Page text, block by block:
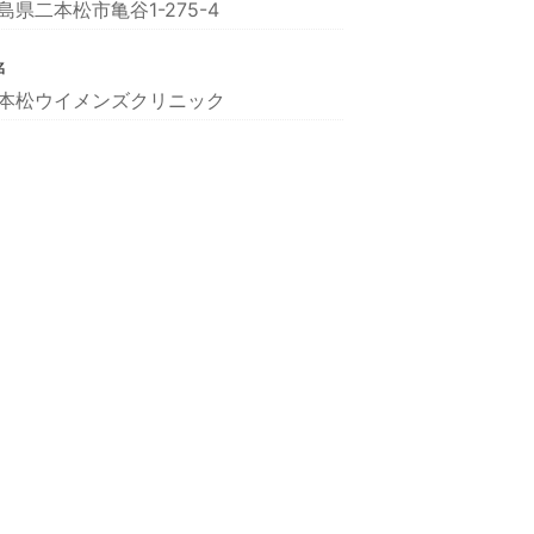
県二本松市亀谷1-275-4
松ウイメンズクリニック